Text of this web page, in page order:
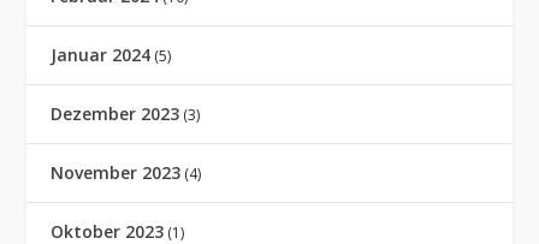
Januar 2024 (5)
Dezember 2023 (3)
November 2023 (4)
Oktober 2023 (1)